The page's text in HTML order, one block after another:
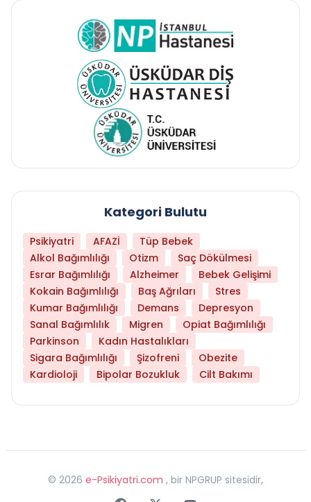
Kategori Bulutu
Psikiyatri AFAZİ
Tüp Bebek
Alkol Bağımlılığı
Otizm
Saç Dökülmesi
Esrar Bağımlılığı
Alzheimer
Bebek Gelişimi
Kokain Bağımlılığı
Baş Ağrıları
Stres
Kumar Bağımlılığı
Demans
Depresyon
Sanal Bağımlılık
Migren
Opiat Bağımlılığı
Parkinson
Kadın Hastalıkları
Sigara Bağımlılığı
Şizofreni
Obezite
Kardioloji
Bipolar Bozukluk Cilt Bakımı
© 2026 e-Psikiyatri.com , bir NPGRUP sitesidir,